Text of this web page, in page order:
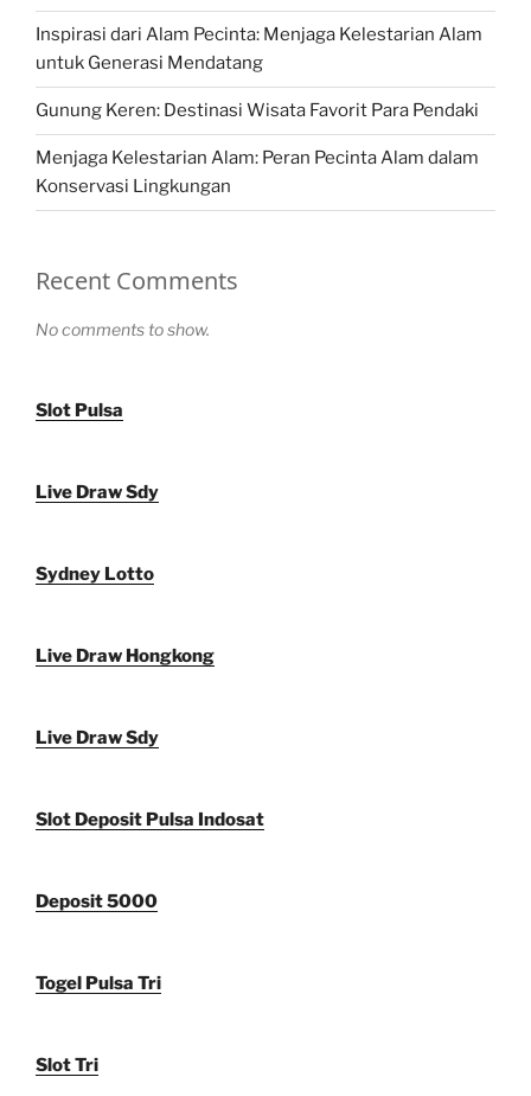
Inspirasi dari Alam Pecinta: Menjaga Kelestarian Alam
untuk Generasi Mendatang
Gunung Keren: Destinasi Wisata Favorit Para Pendaki
Menjaga Kelestarian Alam: Peran Pecinta Alam dalam
Konservasi Lingkungan
Recent Comments
No comments to show.
Slot Pulsa
Live Draw Sdy
Sydney Lotto
Live Draw Hongkong
Live Draw Sdy
Slot Deposit Pulsa Indosat
Deposit 5000
Togel Pulsa Tri
Slot Tri